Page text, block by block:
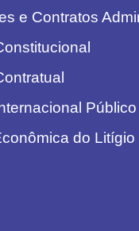
e Contratos
Público
do Litígio